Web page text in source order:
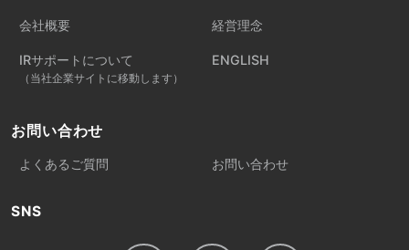
会社概要 経営理念
IRサポートについて
（当社企業サイトに移動します）
ENGLISH
お問い合わせ
よくあるご質問 お問い合わせ
SNS